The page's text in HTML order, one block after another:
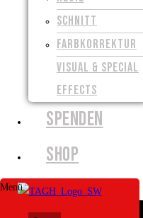
SCHNITT
FARBKORREKTUR
VISUAL & SPECIAL
EFFECTS
SPENDEN
SHOP
Menü